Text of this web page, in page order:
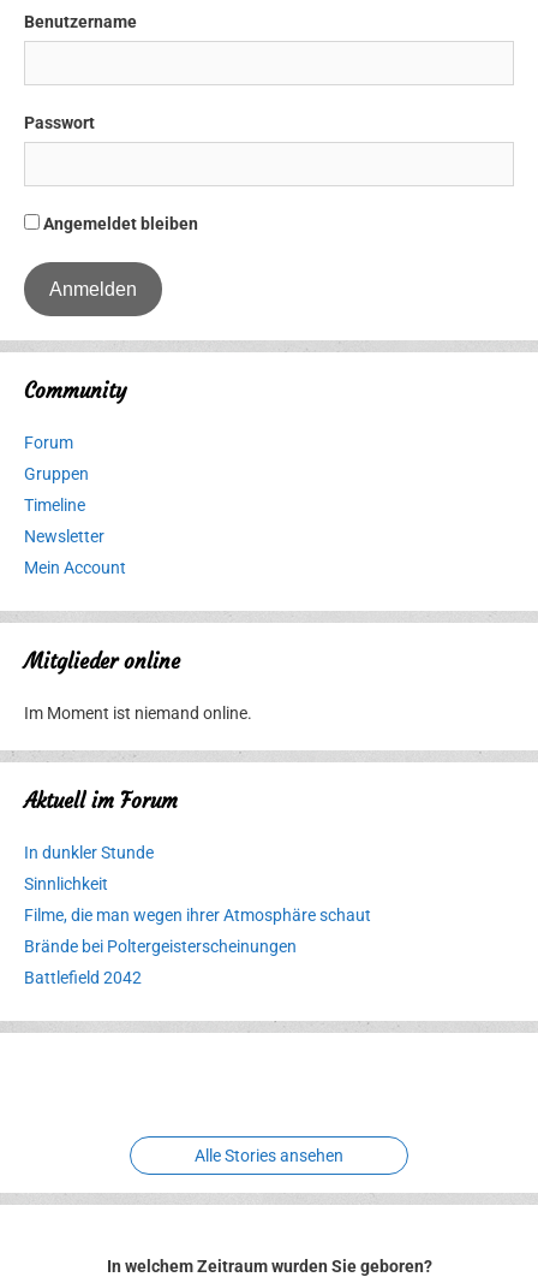
Benutzername
Passwort
Angemeldet bleiben
Community
Forum
Gruppen
Timeline
Newsletter
Mein Account
Mitglieder online
Im Moment ist niemand online.
Aktuell im Forum
In dunkler Stunde
Sinnlichkeit
Filme, die man wegen ihrer Atmosphäre schaut
Brände bei Poltergeisterscheinungen
Battlefield 2042
Erlebnispark
Verbotene
Alle Stories ansehen
In welchem Zeitraum wurden Sie geboren?